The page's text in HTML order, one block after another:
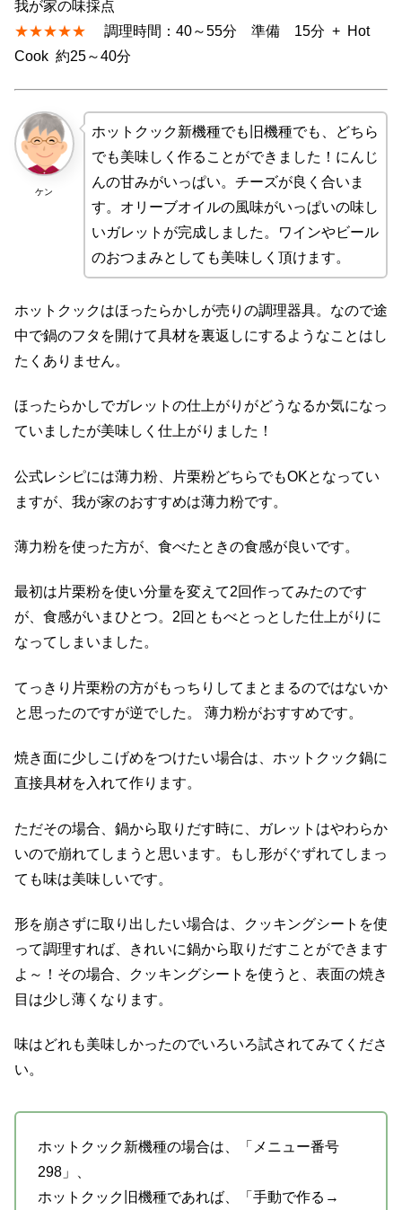
我が家の味採点
★★★★★ 調理時間：40～55分 準備 15分 + Hot
Cook 約25～40分
ケン
ホットクック新機種でも旧機種でも、どちら
でも美味しく作ることができました！にんじ
んの甘みがいっぱい。チーズが良く合いま
す。オリーブオイルの風味がいっぱいの味し
いガレットが完成しました。ワインやビール
のおつまみとしても美味しく頂けます。
ホットクックはほったらかしが売りの調理器具。なので途
中で鍋のフタを開けて具材を裏返しにするようなことはし
たくありません。
ほったらかしでガレットの仕上がりがどうなるか気になっ
ていましたが美味しく仕上がりました！
公式レシピには薄力粉、片栗粉どちらでもOKとなってい
ますが、我が家のおすすめは薄力粉です。
薄力粉を使った方が、食べたときの食感が良いです。
最初は片栗粉を使い分量を変えて2回作ってみたのです
が、食感がいまひとつ。2回ともべとっとした仕上がりに
なってしまいました。
てっきり片栗粉の方がもっちりしてまとまるのではないか
と思ったのですが逆でした。 薄力粉がおすすめです。
焼き面に少しこげめをつけたい場合は、ホットクック鍋に
直接具材を入れて作ります。
ただその場合、鍋から取りだす時に、ガレットはやわらか
いので崩れてしまうと思います。もし形がぐずれてしまっ
ても味は美味しいです。
形を崩さずに取り出したい場合は、クッキングシートを使
って調理すれば、きれいに鍋から取りだすことができます
よ～！その場合、クッキングシートを使うと、表面の焼き
目は少し薄くなります。
味はどれも美味しかったのでいろいろ試されてみてくださ
い。
ホットクック新機種の場合は、「メニュー番号
298」、
ホットクック旧機種であれば、「手動で作る→